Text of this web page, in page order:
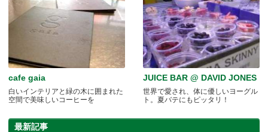
cafe gaia
白いインテリアと緑の木に囲まれた
空間で美味しいコーヒーを
JUICE BAR @ DAVID JONES
世界で愛され、体に優しいヨーグル
ト。夏バテにもピッタリ！
最新記事